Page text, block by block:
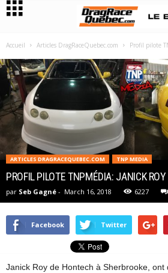
Accueil Articles DragRaceQuebec.com Profil pilote
ARTICLES DRAGRACEQUEBEC.COM TNP MEDIA
PROFIL PILOTE TNPMÉDIA: JANICK
par Seb Gagné - March 16, 2018 6227
Facebook Twitter
Janick Roy de Hontech à Sherbrooke, ont